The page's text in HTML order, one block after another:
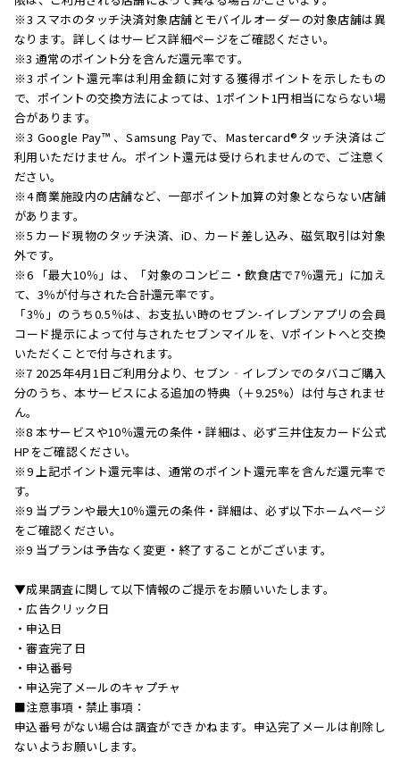
※3 スマホのタッチ決済対象店舗とモバイルオーダーの対象店舗は異
なります。詳しくはサービス詳細ページをご確認ください。
※3 通常のポイント分を含んだ還元率です。
※3 ポイント還元率は利用金額に対する獲得ポイントを示したもの
で、ポイントの交換方法によっては、1ポイント1円相当にならない場
合があります。
※3 Google Pay™ 、Samsung Payで、Mastercard®タッチ決済はご
利用いただけません。ポイント還元は受けられませんので、ご注意く
ださい。
※4 商業施設内の店舗など、一部ポイント加算の対象とならない店舗
があります。
※5 カード現物のタッチ決済、iD、カード差し込み、磁気取引は対象
外です。
※6 「最大10％」は、「対象のコンビニ・飲食店で7％還元」に加え
て、3％が付与された合計還元率です。
「3％」のうち0.5％は、お支払い時のセブン-イレブンアプリの会員
コード提示によって付与されたセブンマイルを、Vポイントへと交換
いただくことで付与されます。
※7 2025年4月1日ご利用分より、セブン‐イレブンでのタバコご購入
分のうち、本サービスによる追加の特典（＋9.25%）は付与されませ
ん。
※8 本サービスや10％還元の条件・詳細は、必ず三井住友カード公式
HPをご確認ください。
※9 上記ポイント還元率は、通常のポイント還元率を含んだ還元率で
す。
※9 当プランや最大10％還元の条件・詳細は、必ず以下ホームぺージ
をご確認ください。
※9 当プランは予告なく変更・終了することがございます。
▼成果調査に関して以下情報のご提示をお願いいたします。
・広告クリック日
・申込日
・審査完了日
・申込番号
・申込完了メールのキャプチャ
■注意事項・禁止事項：
申込番号がない場合は調査ができかねます。申込完了メールは削除し
ないようお願いします。